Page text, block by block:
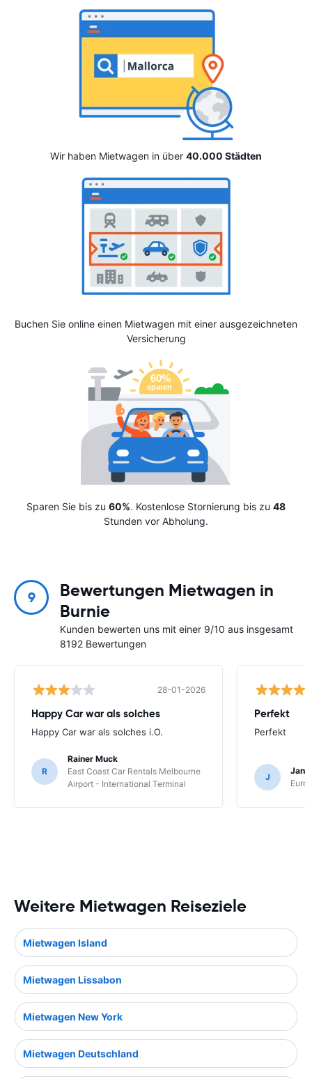
Wir haben Mietwagen in über 40.000 Städten
Buchen Sie online einen Mietwagen mit einer ausgezeichneten
Versicherung
Sparen Sie bis zu 60%. Kostenlose Stornierung bis zu 48
Stunden vor Abholung.
9
Bewertungen Mietwagen in
Burnie
Kunden bewerten uns mit einer 9/10 aus insgesamt
8192 Bewertungen
28-01-2026
Happy Car war als solches
Happy Car war als solches i.O.
R
Rainer Muck
East Coast Car Rentals Melbourne
Airport - International Terminal
Perfekt
Perfekt
J
Jan
Weitere Mietwagen Reiseziele
Mietwagen Island
Mietwagen Lissabon
Mietwagen New York
Mietwagen Deutschland